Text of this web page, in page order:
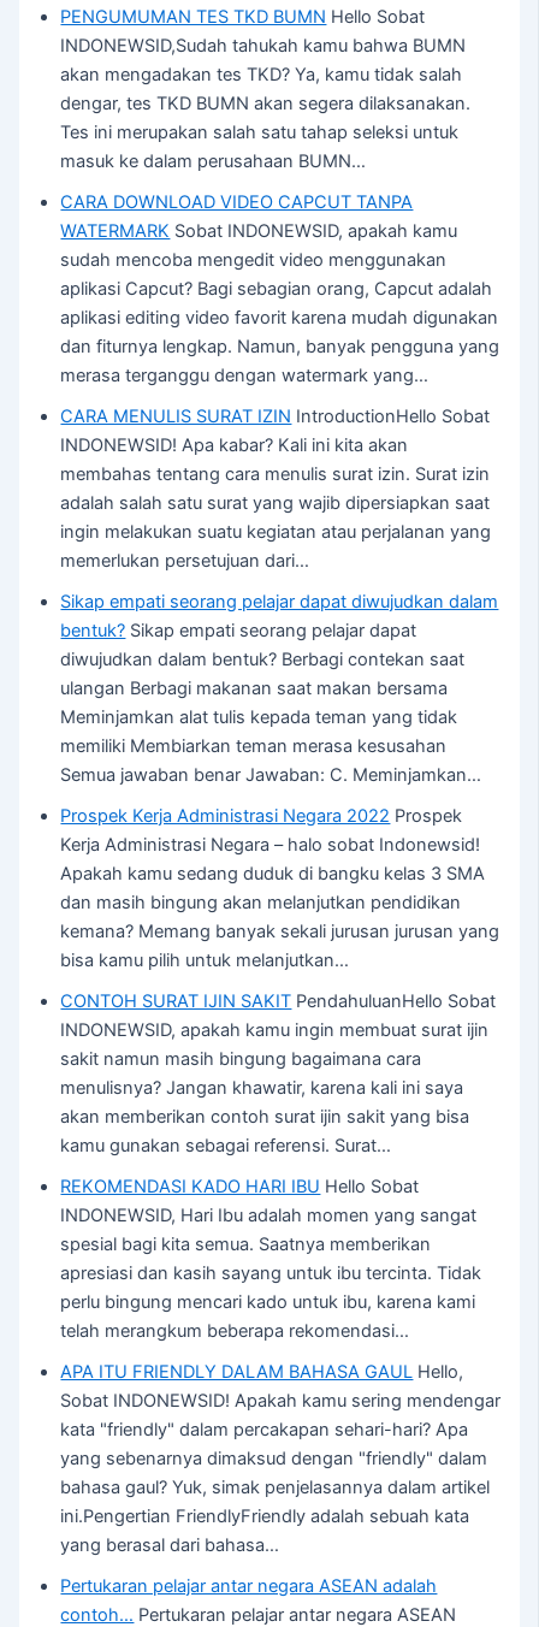
PENGUMUMAN TES TKD BUMN Hello Sobat
INDONEWSID,Sudah tahukah kamu bahwa BUMN
akan mengadakan tes TKD? Ya, kamu tidak salah
dengar, tes TKD BUMN akan segera dilaksanakan.
Tes ini merupakan salah satu tahap seleksi untuk
masuk ke dalam perusahaan BUMN…
CARA DOWNLOAD VIDEO CAPCUT TANPA
WATERMARK Sobat INDONEWSID, apakah kamu
sudah mencoba mengedit video menggunakan
aplikasi Capcut? Bagi sebagian orang, Capcut adalah
aplikasi editing video favorit karena mudah digunakan
dan fiturnya lengkap. Namun, banyak pengguna yang
merasa terganggu dengan watermark yang…
CARA MENULIS SURAT IZIN IntroductionHello Sobat
INDONEWSID! Apa kabar? Kali ini kita akan
membahas tentang cara menulis surat izin. Surat izin
adalah salah satu surat yang wajib dipersiapkan saat
ingin melakukan suatu kegiatan atau perjalanan yang
memerlukan persetujuan dari…
Sikap empati seorang pelajar dapat diwujudkan dalam
bentuk? Sikap empati seorang pelajar dapat
diwujudkan dalam bentuk? Berbagi contekan saat
ulangan Berbagi makanan saat makan bersama
Meminjamkan alat tulis kepada teman yang tidak
memiliki Membiarkan teman merasa kesusahan
Semua jawaban benar Jawaban: C. Meminjamkan…
Prospek Kerja Administrasi Negara 2022 Prospek
Kerja Administrasi Negara – halo sobat Indonewsid!
Apakah kamu sedang duduk di bangku kelas 3 SMA
dan masih bingung akan melanjutkan pendidikan
kemana? Memang banyak sekali jurusan jurusan yang
bisa kamu pilih untuk melanjutkan…
CONTOH SURAT IJIN SAKIT PendahuluanHello Sobat
INDONEWSID, apakah kamu ingin membuat surat ijin
sakit namun masih bingung bagaimana cara
menulisnya? Jangan khawatir, karena kali ini saya
akan memberikan contoh surat ijin sakit yang bisa
kamu gunakan sebagai referensi. Surat…
REKOMENDASI KADO HARI IBU Hello Sobat
INDONEWSID, Hari Ibu adalah momen yang sangat
spesial bagi kita semua. Saatnya memberikan
apresiasi dan kasih sayang untuk ibu tercinta. Tidak
perlu bingung mencari kado untuk ibu, karena kami
telah merangkum beberapa rekomendasi…
APA ITU FRIENDLY DALAM BAHASA GAUL Hello,
Sobat INDONEWSID! Apakah kamu sering mendengar
kata "friendly" dalam percakapan sehari-hari? Apa
yang sebenarnya dimaksud dengan "friendly" dalam
bahasa gaul? Yuk, simak penjelasannya dalam artikel
ini.Pengertian FriendlyFriendly adalah sebuah kata
yang berasal dari bahasa…
Pertukaran pelajar antar negara ASEAN adalah
contoh… Pertukaran pelajar antar negara ASEAN